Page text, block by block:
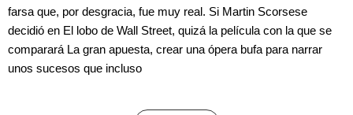
farsa que, por desgracia, fue muy real. Si Martin Scorsese
decidió en El lobo de Wall Street, quizá la película con la que se
comparará La gran apuesta, crear una ópera bufa para narrar
unos sucesos que incluso